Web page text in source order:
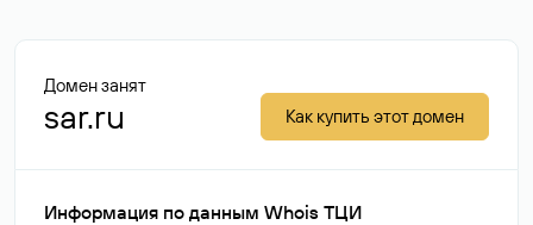
Домен занят
sar.ru Как купить этот домен
Информация по данным Whois ТЦИ